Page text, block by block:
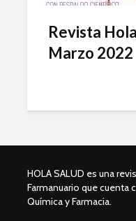
Revista
Marzo 2022
HOLA SALUD es una
Farmanuario que cuenta
Química y Farmacia.